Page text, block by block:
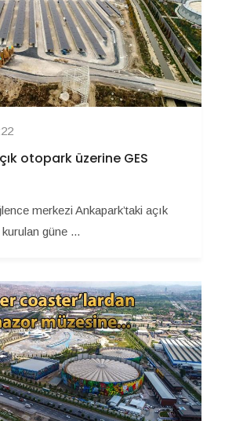
otopark üzerine GES
merkezi Ankapark’taki açık
güne ...